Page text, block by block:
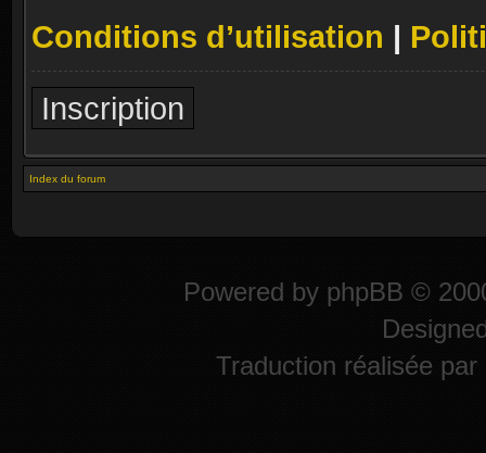
Conditions d’utilisation |
Inscription
Index du forum
Powered by phpBB ©
Traduction réalisée par